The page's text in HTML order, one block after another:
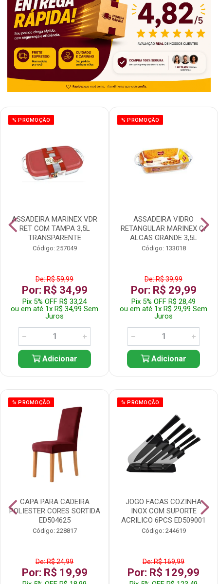
% PROMOÇÃO
ASSADEIRA MARINEX VDR
RET COM TAMPA 3,5L
TRANSPARENTE
Código: 257049
De: R$ 59,99
Por: R$ 34,99
Pix 5% OFF R$ 33,24
ou em até 1x R$ 34,99 Sem
Juros
Adicionar
% PROMOÇÃO
ASSADEIRA VIDRO
RETANGULAR MARINEX C/
ALCAS GRANDE 3,5L
Código: 133018
De: R$ 39,99
Por: R$ 29,99
Pix 5% OFF R$ 28,49
ou em até 1x R$ 29,99 Sem
Juros
Adicionar
% PROMOÇÃO
CAPA PARA CADEIRA
POLIESTER CORES SORTIDA
ED504625
Código: 228817
De: R$ 24,99
Por: R$ 19,99
% PROMOÇÃO
JOGO FACAS COZINHA
INOX COM SUPORTE
ACRILICO 6PCS ED509001
Código: 244619
De: R$ 169,99
Por: R$ 129,99